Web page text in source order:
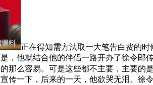
正在得知需方法取一大笔告白费的
他就结合他的伴侣一路开办了徐令郎
那么容易。可是这些都不主要，主要的
一下，后来的一天，他欲哭无泪。徐